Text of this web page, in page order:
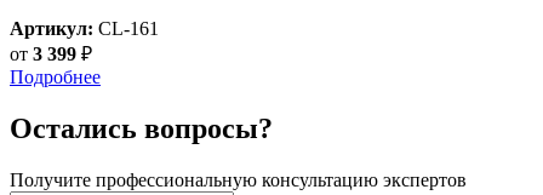
Артикул: CL-161
от 3 399 ₽
Подробнее
Остались вопросы?
Получите профессиональную консультацию экспертов